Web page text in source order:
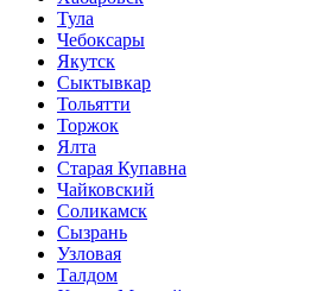
Тула
Чебоксары
Якутск
Сыктывкар
Тольятти
Торжок
Ялта
Старая Купавна
Чайковский
Соликамск
Сызрань
Узловая
Талдом